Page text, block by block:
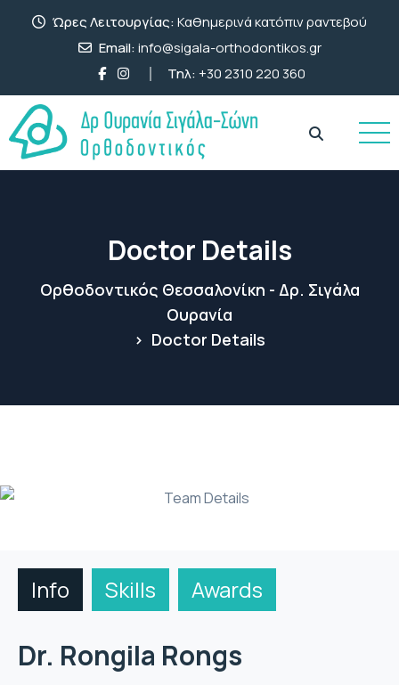
Ώρες Λειτουργίας:Καθημερινά κατόπιν ραντεβού
Email:info@sigala-orthodontikos.gr
Τηλ:+30 2310 220 360
Doctor Details
Ορθοδοντικός Θεσσαλονίκη - Δρ. Σιγάλα
Ουρανία
> Doctor Details
Info Skills Awards
Dr. Rongila Rongs